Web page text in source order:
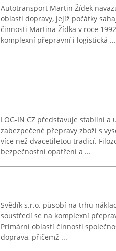
Autotransport Martin Žídek
oblasti dopravy, jejíž počátky
činnosti Martina Žídka v roce
komplexní přepravní i logistická ...
LOG-IN CZ představuje stabilní a
zabezpečené přepravy zboží s
více než dvacetiletou tradicí.
bezpečnostní opatření a ...
Svědík s.r.o. působí na trhu
soustředí se na komplexní
Primární oblastí činnosti
doprava, přičemž ...